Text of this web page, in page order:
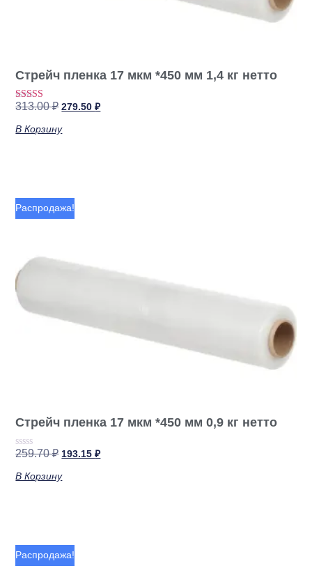
Стрейч пленка 17 мкм *450 мм 1,4 кг нетто
Оценка
из 5
313.00₽ 279.50₽
В Корзину
Распродажа!
Стрейч пленка 17 мкм *450 мм 0,9 кг нетто
Оценка
из
5
259.70₽ 193.15₽
В Корзину
Распродажа!